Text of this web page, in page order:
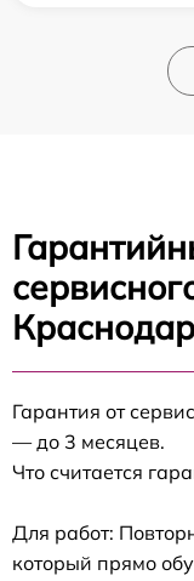
Гарантия от
— до 3 месяцев.
Что считается
Для работ:
который прямо